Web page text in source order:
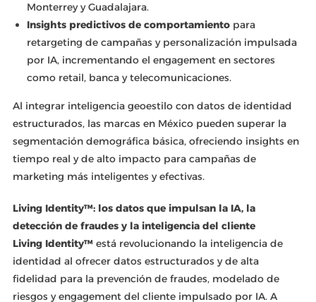
Monterrey y Guadalajara.
Insights predictivos de comportamientopara
retargeting de campañas y personalización impulsada
por IA, incrementando el engagement en sectores
como retail, banca y telecomunicaciones.
Al integrar inteligencia geoestilo con datos de identidad
estructurados, las marcas en México pueden superar la
segmentación demográfica básica, ofreciendo insights en
tiempo real y de alto impacto para campañas de
marketing más inteligentes y efectivas.
Living Identity™: los datos que impulsan la IA, la
detección de fraudes y la inteligencia del cliente
Living Identity™está revolucionando la inteligencia de
identidad al ofrecer datos estructurados y de alta
fidelidad para la prevención de fraudes, modelado de
riesgos y engagement del cliente impulsado por IA. A